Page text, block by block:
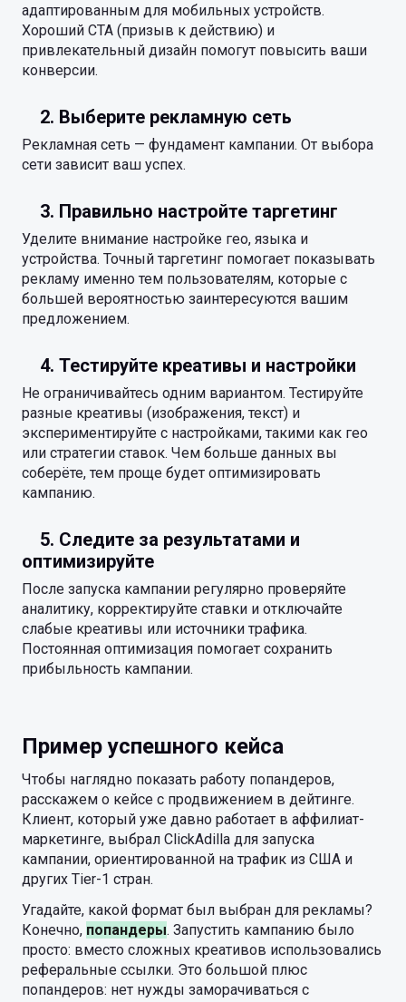
адаптированным для мобильных устройств.
Хороший CTA (призыв к действию) и
привлекательный дизайн помогут повысить ваши
конверсии.
2. Выберите рекламную сеть
Рекламная сеть — фундамент кампании. От выбора
сети зависит ваш успех.
3. Правильно настройте таргетинг
Уделите внимание настройке гео, языка и
устройства. Точный таргетинг помогает показывать
рекламу именно тем пользователям, которые с
большей вероятностью заинтересуются вашим
предложением.
4. Тестируйте креативы и настройки
Не ограничивайтесь одним вариантом. Тестируйте
разные креативы (изображения, текст) и
экспериментируйте с настройками, такими как гео
или стратегии ставок. Чем больше данных вы
соберёте, тем проще будет оптимизировать
кампанию.
5. Следите за результатами и
оптимизируйте
После запуска кампании регулярно проверяйте
аналитику, корректируйте ставки и отключайте
слабые креативы или источники трафика.
Постоянная оптимизация помогает сохранить
прибыльность кампании.
Пример успешного кейса
Чтобы наглядно показать работу попандеров,
расскажем о кейсе с продвижением в дейтинге.
Клиент, который уже давно работает в аффилиат-
маркетинге, выбрал ClickAdilla для запуска
кампании, ориентированной на трафик из США и
других Tier-1 стран.
Угадайте, какой формат был выбран для рекламы?
Конечно, попандеры. Запустить кампанию было
просто: вместо сложных креативов использовались
реферальные ссылки. Это большой плюс
попандеров: нет нужды заморачиваться с